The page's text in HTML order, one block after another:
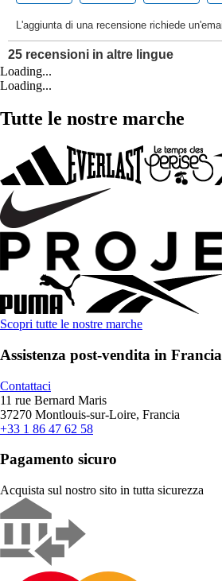
Loading...
Loading...
Tutte le nostre marche
Scopri tutte le nostre marche
Assistenza post-vendita in Francia
Contattaci
11 rue Bernard Maris
37270 Montlouis-sur-Loire, Francia
+33 1 86 47 62 58
Pagamento sicuro
Acquista sul nostro sito in tutta sicurezza